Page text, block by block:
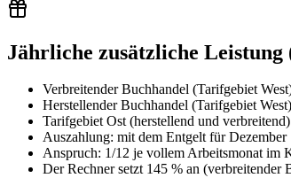
Jährliche zusätzliche
Verbreitender Buchhandel (Tarifgebiet
Herstellender Buchhandel (Tarifgebiet West)
Tarifgebiet Ost (herstellend und verbreitend)
Auszahlung: mit dem Entgelt fürDezember
Anspruch: 1/12 je vollem Arbeitsmonat im
Der Rechner setzt 145 % an (verbreitender